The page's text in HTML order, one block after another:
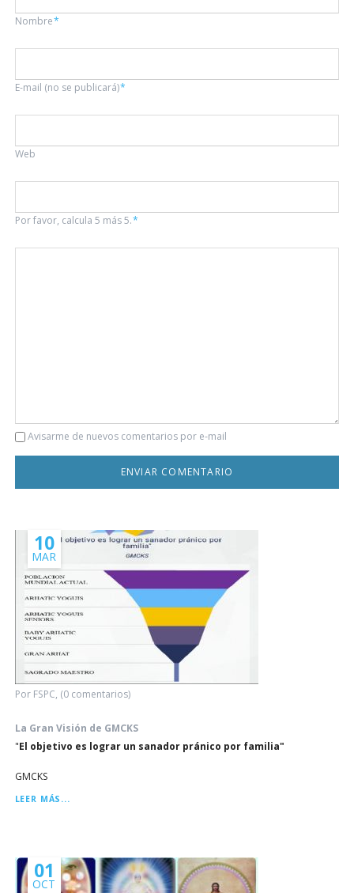
Campo
Nombre*
Campo
E-mail (no se publicará)*
Web
Por favor, calcula 5 más 5.*
Comentario
Avisarme de nuevos comentarios por e-mail
Por FSPC, (0 comentarios)
10
MAR
La Gran Visión de GMCKS
"El objetivo es lograr un sanador pránico por familia"
GMCKS
LEER MÁS...
01
OCT